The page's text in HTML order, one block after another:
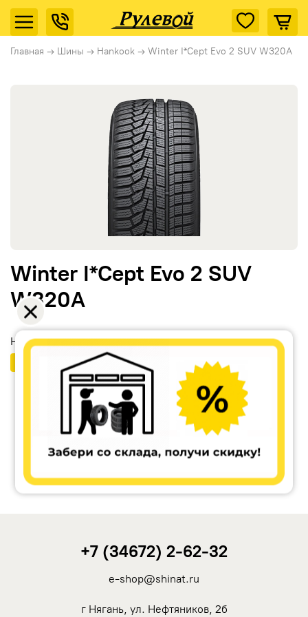
Главная → Шины → Hankook → Winter I*Cept Evo 2 SUV W320A
Ikon Tyres (Nokian Tyres)
Cordiant
Tunga
Winter I*Cept Evo 2 SUV
W320A
Незамерзайка в подарок Перчатки в подарок
Бесплатный шиномонтаж
+7 (34672) 2-62-32
e-shop@shinat.ru
г Нягань, ул. Нефтяников, 2б